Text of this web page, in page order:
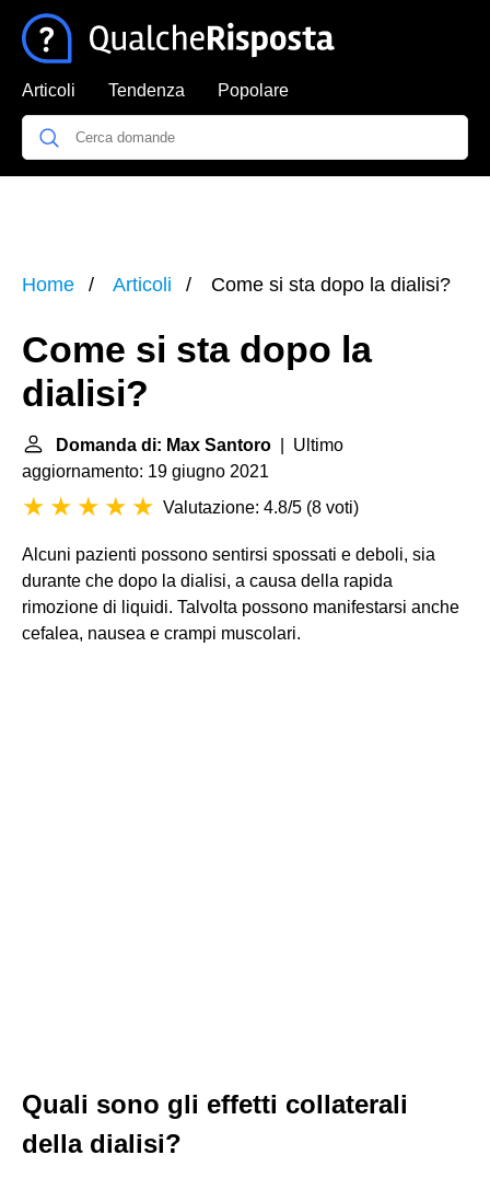
Articoli Tendenza Popolare
Home Articoli Come si sta dopo la dialisi?
Come si sta dopo la
dialisi?
Domanda di: Max Santoro | Ultimo
aggiornamento: 19 giugno 2021
Valutazione: 4.8/5 (8 voti)
Alcuni pazienti possono sentirsi spossati e deboli, sia
durante che dopo la dialisi, a causa della rapida
rimozione di liquidi. Talvolta possono manifestarsi anche
cefalea, nausea e crampi muscolari.
Quali sono gli effetti collaterali
della dialisi?